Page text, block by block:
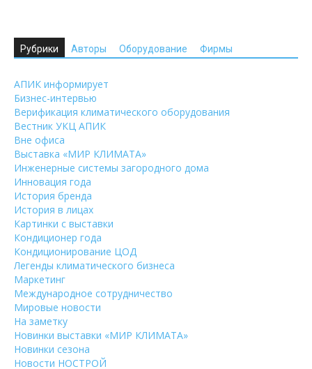
Рубрики Авторы Оборудование Фирмы
АПИК информирует
Бизнес-интервью
Верификация климатического оборудования
Вестник УКЦ АПИК
Вне офиса
Выставка «МИР КЛИМАТА»
Инженерные системы загородного дома
Инновация года
История бренда
История в лицах
Картинки с выставки
Кондиционер года
Кондиционирование ЦОД
Легенды климатического бизнеса
Маркетинг
Международное сотрудничество
Мировые новости
На заметку
Новинки выставки «МИР КЛИМАТА»
Новинки сезона
Новости НОСТРОЙ